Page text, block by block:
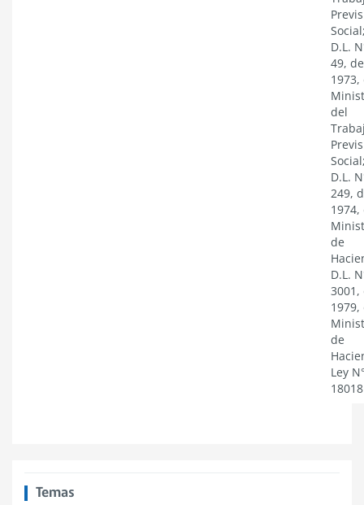
D.L.
49, de
1973,
del
D.L.
249,
1974,
de
D.L.
3001,
1979,
de
Ley
Temas